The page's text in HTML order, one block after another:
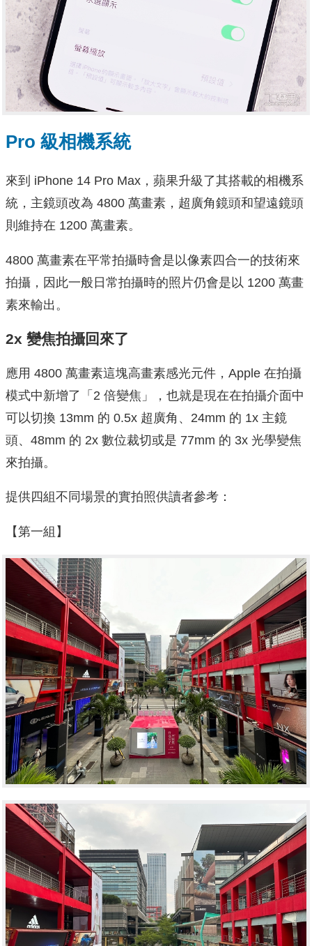
Pro 級相機系統
來到 iPhone 14 Pro Max，蘋果升級了其搭載的相機系
統，主鏡頭改為 4800 萬畫素，超廣角鏡頭和望遠鏡頭
則維持在 1200 萬畫素。
4800 萬畫素在平常拍攝時會是以像素四合一的技術來
拍攝，因此一般日常拍攝時的照片仍會是以 1200 萬畫
素來輸出。
2x 變焦拍攝回來了
應用 4800 萬畫素這塊高畫素感光元件，Apple 在拍攝
模式中新增了「2 倍變焦」，也就是現在在拍攝介面中
可以切換 13mm 的 0.5x 超廣角、24mm 的 1x 主鏡
頭、48mm 的 2x 數位裁切或是 77mm 的 3x 光學變焦
來拍攝。
提供四組不同場景的實拍照供讀者參考：
【第一組】